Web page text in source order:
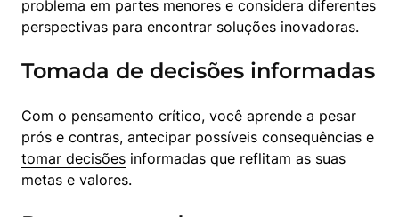
problema em partes menores e considera diferentes
perspectivas para encontrar soluções inovadoras.
Tomada de decisões informadas
Com o pensamento crítico, você aprende a pesar
tomar decisões informadas que reflitam as suas
metas e valores.